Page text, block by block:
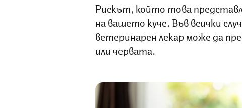
Рискът, който това
на вашето куче. Във всички
ветеринарен лекар може да
или червата.